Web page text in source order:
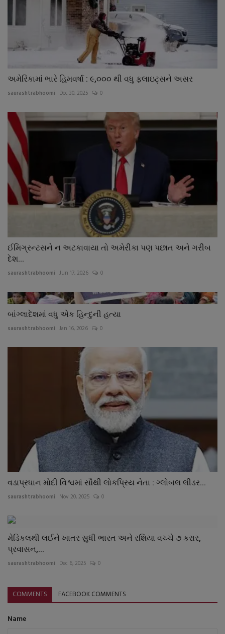
અમેરિકામાં ભારે હિમવર્ષા : ૯,૦૦૦ થી વધુ ફલાઇટ્સને અસર
saurashtrabhoomi Dec 30, 2025 0
ઈમિગ્રન્ટસને ન અટકાવાયા તો અમેરીકા પણ પછાત અને ગરીબ
દેશ...
saurashtrabhoomi Jun 17, 2026 0
બાંગ્લાદેશમાં વધુ એક હિન્દુની હત્યા
saurashtrabhoomi Jan 16, 2026 0
વડાપ્રધાન મોદી વિશ્વમાં સૌથી લોકપ્રિય નેતા : ગ્લોબલ લીડર...
saurashtrabhoomi Nov 20, 2025 0
મેડિકલથી લઈને ખાતર સુધી ભારત અને રશિયા વચ્ચે ૭ કરાર,
પ્રવાસન,...
saurashtrabhoomi Dec 6, 2025 0
COMMENTS FACEBOOK COMMENTS
Name